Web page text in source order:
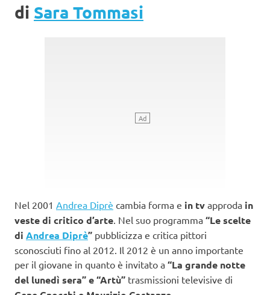
di Sara Tommasi
Nel 2001 Andrea Diprè cambia forma e in tv approda in
veste di critico d’arte . Nel suo programma “Le scelte
di Andrea Diprè” pubblicizza e critica pittori
sconosciuti fino al 2012. Il 2012 è un anno importante
per il giovane in quanto è invitato a “La grande notte
del lunedì sera” e “Artù” trasmissioni televisive di